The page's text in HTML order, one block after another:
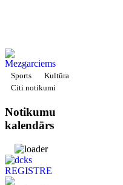
Sports
Kultūra
Citi notikumi
Notikumu
kalendārs